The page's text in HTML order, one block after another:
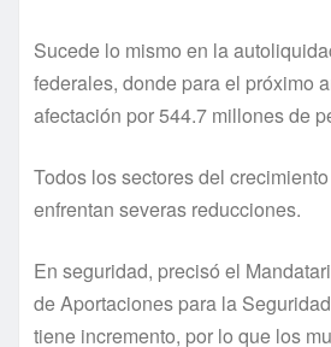
Sucede lo mismo en la
federales, donde para el próximo
afectación por 544.7 millones de
Todos los sectores del
enfrentan severas reducciones.
En seguridad, precisó el
de Aportaciones para la
tiene incremento, por lo que los